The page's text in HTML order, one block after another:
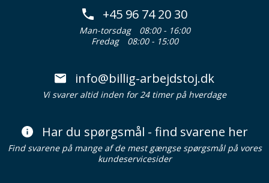
+45 96 74 20 30
Man-torsdag
08:00 - 16:00
Fredag
08:00 - 15:00
info@billig-arbejdstoj.dk
Vi svarer altid inden for 24 timer på hverdage
Har du spørgsmål - find svarene her
Find svarene på mange af de mest gængse spørgsmål på vores
kundeservicesider